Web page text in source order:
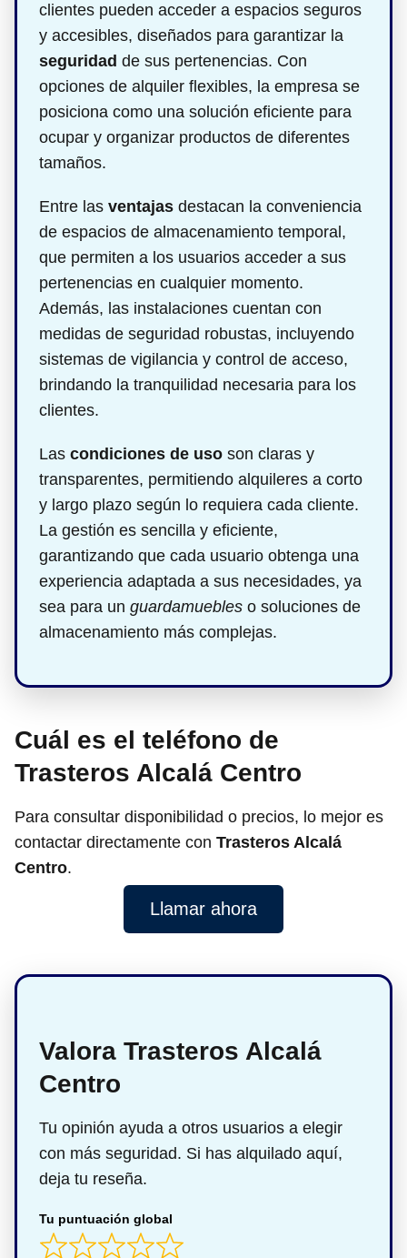
clientes pueden acceder a espacios seguros
y accesibles, diseñados para garantizar la
seguridad de sus pertenencias. Con
opciones de alquiler flexibles, la empresa se
posiciona como una solución eficiente para
ocupar y organizar productos de diferentes
tamaños.
Entre las ventajas destacan la conveniencia
de espacios de almacenamiento temporal,
que permiten a los usuarios acceder a sus
pertenencias en cualquier momento.
Además, las instalaciones cuentan con
medidas de seguridad robustas, incluyendo
sistemas de vigilancia y control de acceso,
brindando la tranquilidad necesaria para los
clientes.
Las condiciones de uso son claras y
transparentes, permitiendo alquileres a corto
y largo plazo según lo requiera cada cliente.
La gestión es sencilla y eficiente,
garantizando que cada usuario obtenga una
experiencia adaptada a sus necesidades, ya
sea para un guardamuebles o soluciones de
almacenamiento más complejas.
Cuál es el teléfono de
Trasteros Alcalá Centro
Para consultar disponibilidad o precios, lo mejor es
contactar directamente con Trasteros Alcalá
Centro.
Llamar ahora
Valora Trasteros Alcalá
Centro
Tu opinión ayuda a otros usuarios a elegir
con más seguridad. Si has alquilado aquí,
deja tu reseña.
Tu puntuación global